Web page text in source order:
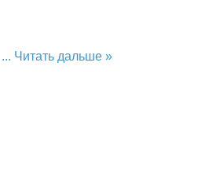
... Читать дальше »